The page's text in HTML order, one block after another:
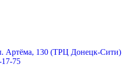
Артёма, 130 (ТРЦ Донецк-Сити)
75